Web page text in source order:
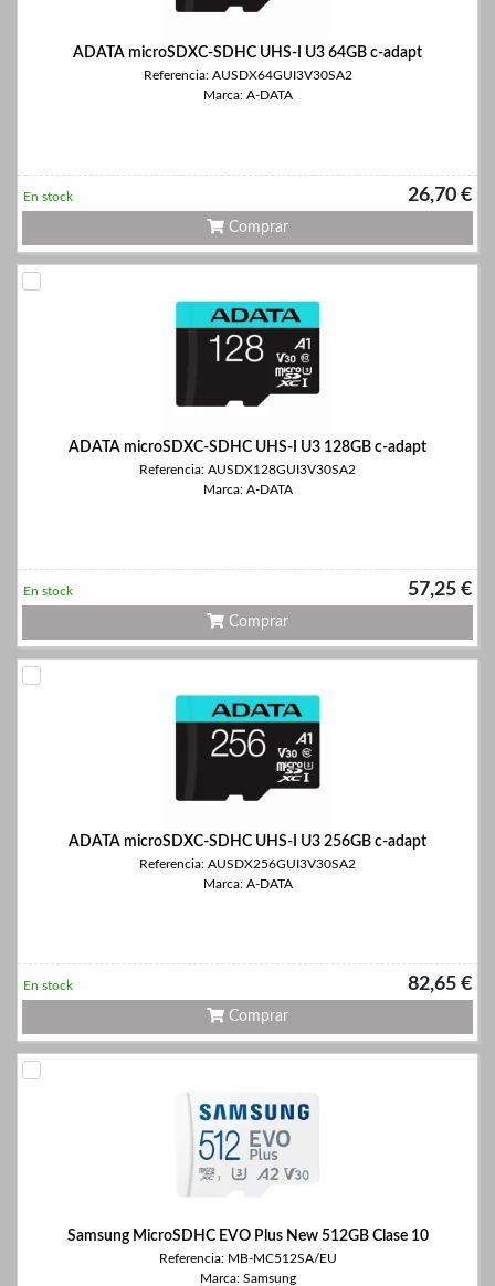
ADATA microSDXC-SDHC UHS-I U3 64GB c-adapt
Referencia: AUSDX64GUI3V30SA2
Marca: A-DATA
26,70 €
En stock
Comprar
ADATA microSDXC-SDHC UHS-I U3 128GB c-adapt
Referencia: AUSDX128GUI3V30SA2
Marca: A-DATA
57,25 €
En stock
Comprar
ADATA microSDXC-SDHC UHS-I U3 256GB c-adapt
Referencia: AUSDX256GUI3V30SA2
Marca: A-DATA
82,65 €
En stock
Comprar
Samsung MicroSDHC EVO Plus New 512GB Clase 10
Referencia: MB-MC512SA/EU
Marca: Samsung